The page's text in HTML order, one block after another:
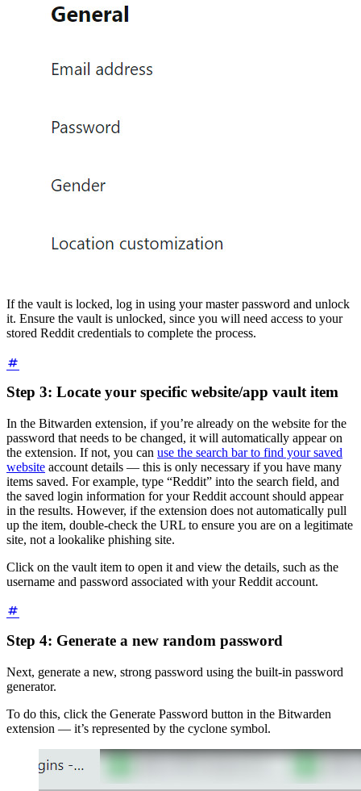
If the vault is locked, log in using your master password and unlock
it. Ensure the vault is unlocked, since you will need access to your
stored Reddit credentials to complete the process.
Step 3: Locate your specific website/app vault item
In the Bitwarden extension, if you’re already on the website for the
password that needs to be changed, it will automatically appear on
the extension. If not, you can use the search bar to find your saved
website account details — this is only necessary if you have many
items saved. For example, type “Reddit” into the search field, and
the saved login information for your Reddit account should appear
in the results. However, if the extension does not automatically pull
up the item, double-check the URL to ensure you are on a legitimate
site, not a lookalike phishing site.
Click on the vault item to open it and view the details, such as the
username and password associated with your Reddit account.
Step 4: Generate a new random password
Next, generate a new, strong password using the built-in password
generator.
To do this, click the Generate Password button in the Bitwarden
extension — it’s represented by the cyclone symbol.